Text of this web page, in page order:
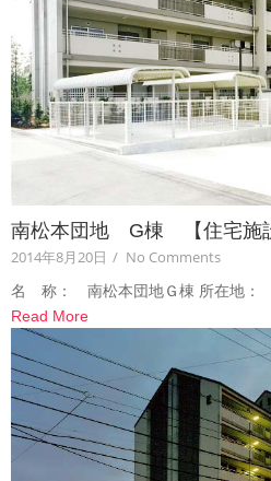
南松本団地 G棟 【住宅施
2014年8月20日 / No Comments
名 称： 南松本団地Ｇ棟 所在地：
Read More